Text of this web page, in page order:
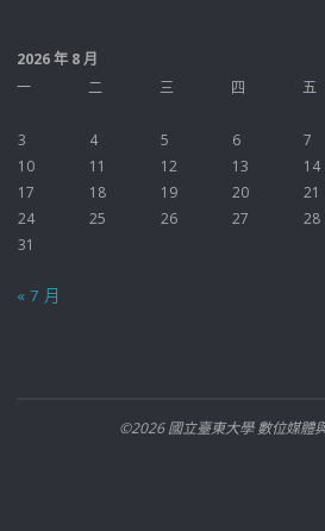
2026 年 8 月
一
二 三 四 五
3
4 5 6 7
10
11 12 13 14
17
18 19 20 21
24
25 26 27 28
31
« 7 月
©2026 國立臺東大學 數位媒體